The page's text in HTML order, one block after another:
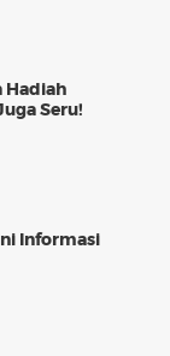
Hadiah
Seru!
Informasi